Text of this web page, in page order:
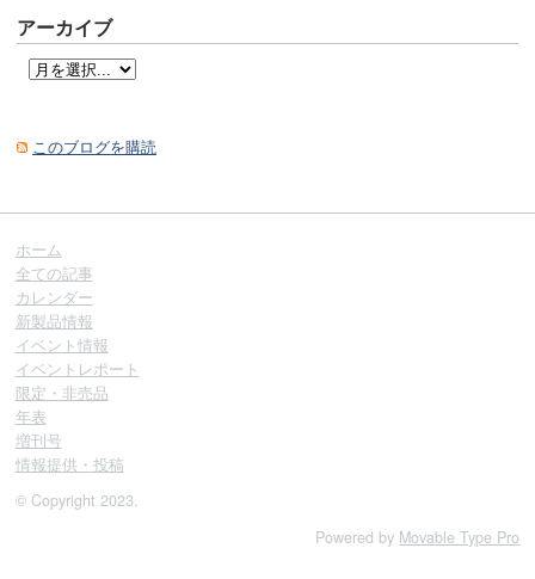
アーカイブ
このブログを購読
ホーム
全ての記事
カレンダー
新製品情報
イベント情報
イベントレポート
限定・非売品
年表
増刊号
情報提供・投稿
© Copyright 2023.
Powered by Movable Type Pro